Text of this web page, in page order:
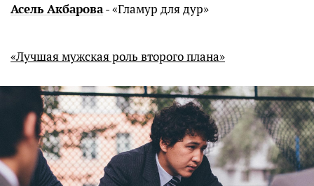
Асель Акбарова- «Гламур для дур»
«Лучшая мужская роль второго плана»